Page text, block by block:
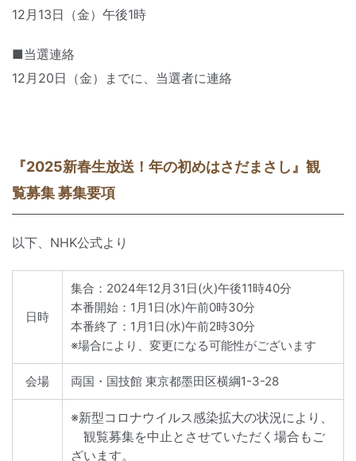
12月13日（金）午後1時
■当選連絡
12月20日（金）までに、当選者に連絡
『2025新春生放送！年の初めはさだまさし』観
覧募集 募集要項
以下、NHK公式より
日時
集合：2024年12月31日(火)午後11時40分
本番開始：1月1日(水)午前0時30分
本番終了：1月1日(水)午前2時30分
※場合により、変更になる可能性がございます
会場 両国・国技館 東京都墨田区横綱1-3-28
※新型コロナウイルス感染拡大の状況により、
観覧募集を中止とさせていただく場合もご
ざいます。